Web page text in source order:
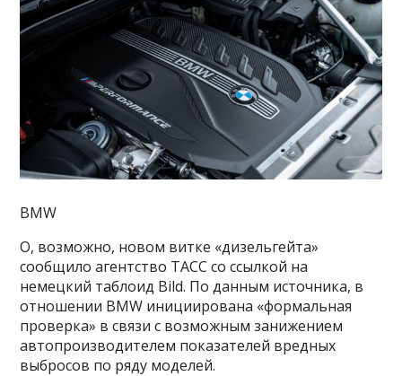
BMW
О, возможно, новом витке «дизельгейта»
сообщило агентство ТАСС со ссылкой на
немецкий таблоид Bild. По данным источника, в
отношении BMW инициирована «формальная
проверка» в связи с возможным занижением
автопроизводителем показателей вредных
выбросов по ряду моделей.